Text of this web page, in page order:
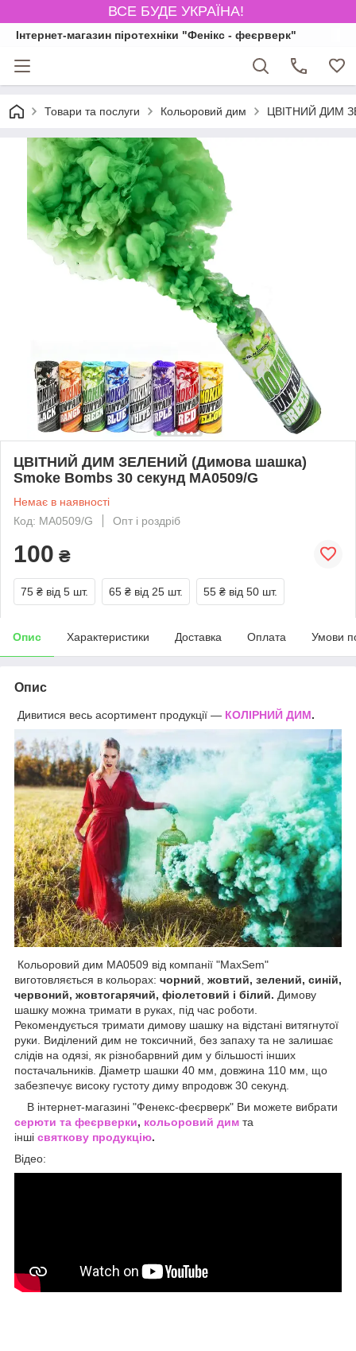
ВСЕ БУДЕ УКРАЇНА!
Інтернет-магазин піротехніки "Фенікс - феєрверк"
Товари та послуги Кольоровий дим ЦВІТНИЙ ДИМ
ЦВІТНИЙ ДИМ ЗЕЛЕНИЙ (Димова шашка)
Smoke Bombs 30 секунд MA0509/G
Немає в наявності
Код: MA0509/G
Опт і роздріб
100 ₴
75 ₴ від 5 шт. 65 ₴ від 25 шт. 55 ₴ від 50 шт.
Опис Характеристики Доставка Оплата Умови
Опис
Дивитися весь асортимент продукції — КОЛІРНИЙ ДИМ.
Кольоровий дим MA0509 від компанії "MaxSem"
виготовляється в кольорах: чорний жовтий, зелений, синій,
червоний, жовтогарячий, фіолетовий і білий. Димову
шашку можна тримати в руках, під час роботи.
Рекомендується тримати димову шашку на відстані витягнутої
руки. Виділений дим не токсичний, без запаху та не залишає
слідів на одязі, як різнобарвний дим у більшості інших
постачальників. Діаметр шашки 40 мм, довжина 110 мм, що
забезпечує високу густоту диму впродовж 30 секунд.
В інтернет-магазині "Фенекс-феєрверк" Ви можете вибрати
серюти та феєрверки, кольоровий дим та
інші святкову продукцію.
Відео: